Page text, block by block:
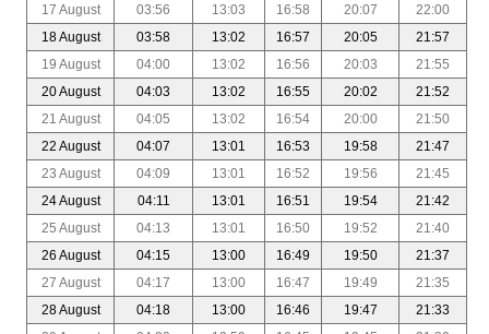
17 August
03:56 13:03 16:58 20:07
22:00
18 August
03:58 13:02 16:57 20:05
21:57
19 August
04:00 13:02 16:56 20:03
21:55
20 August
04:03 13:02 16:55 20:02
21:52
21 August
04:05 13:02 16:54 20:00
21:50
22 August
04:07 13:01 16:53 19:58
21:47
23 August
04:09 13:01 16:52 19:56
21:45
24 August
04:11 13:01 16:51 19:54
21:42
25 August
04:13 13:01 16:50 19:52
21:40
26 August
04:15 13:00 16:49 19:50
21:37
27 August
04:17 13:00 16:47 19:49
21:35
28 August
04:18 13:00 16:46 19:47
21:33